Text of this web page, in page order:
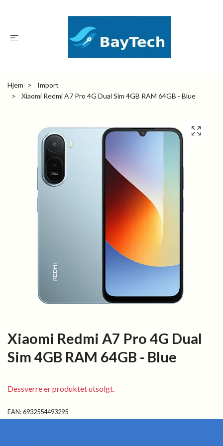
Hjem
Import
Xiaomi Redmi A7 Pro 4G Dual Sim 4GB RAM 64GB - Blue
Xiaomi Redmi A7 Pro 4G Dual
Sim 4GB RAM 64GB - Blue
Dessverre er produktet utsolgt.
EAN:6932554493295